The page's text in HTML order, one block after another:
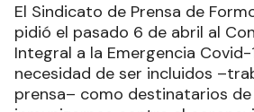
El Sindicato de Prensa de
pidió el pasado 6 de abril al
Integral a la Emergencia
necesidad de ser incluidos
prensa– como destinatarios de